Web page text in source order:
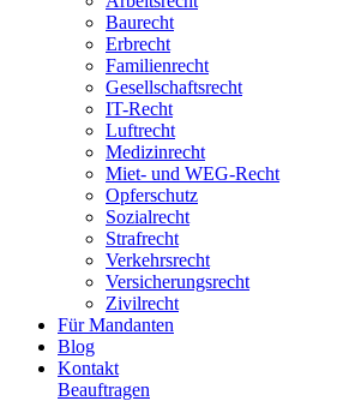
Baurecht
Erbrecht
Familienrecht
Gesellschaftsrecht
IT-Recht
Luftrecht
Medizinrecht
Miet- und WEG-Recht
Opferschutz
Sozialrecht
Strafrecht
Verkehrsrecht
Versicherungsrecht
Zivilrecht
Für Mandanten
Blog
Kontakt
Beauftragen